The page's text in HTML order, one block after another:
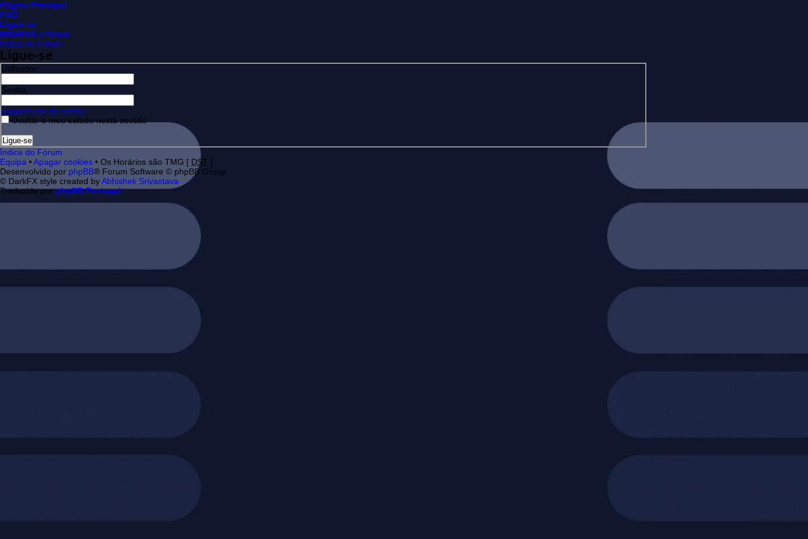
Página Principal
FAQ
Ligue-se
REGRAS e-forum
Índice do Fórum
Ligue-se
Utilizador:
Senha:
Esqueci-me da senha
Ocultar o meu estado nesta sessão
Índice do Fórum
Equipa •Apagar cookies • Os Horários são TMG [ DST ]
Desenvolvido por phpBB® Forum Software © phpBB Group
© DarkFX style created byAbhishek Srivastava
Traduzido porphpBB Portugal